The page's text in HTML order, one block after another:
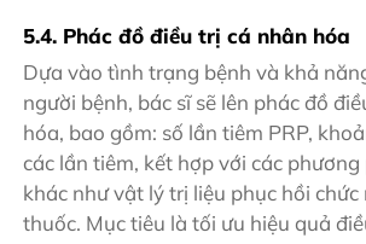
5.4. Phác đồ điều trị cá nhân hóa
Dựa vào tình trạng bệnh và khả
người bệnh, bác sĩ sẽ lên phác đồ
hóa, bao gồm: số lần tiêm PRP,
các lần tiêm, kết hợp với các
khác như vật lý trị liệu phục hồi
thuốc. Mục tiêu là tối ưu hiệu quả